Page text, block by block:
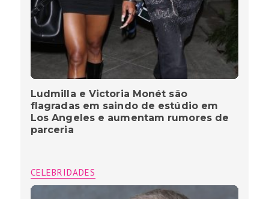
Ludmilla e Victoria Monét são
flagradas em saindo de estúdio em
Los Angeles e aumentam rumores de
parceria
CELEBRIDADES